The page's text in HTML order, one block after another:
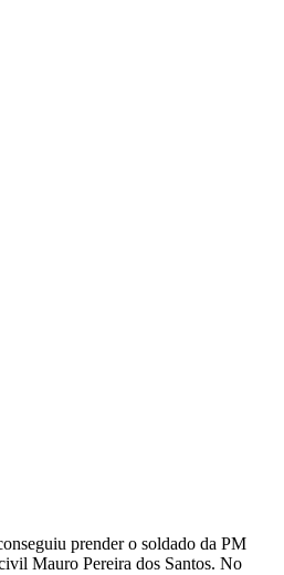
prender o soldado da PM
Mauro Pereira dos Santos. No